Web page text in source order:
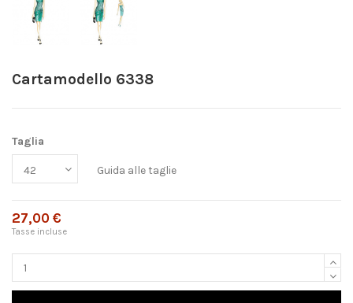
Cartamodello 6338
Taglia
Guida alle taglie
27,00 €
Tasse incluse